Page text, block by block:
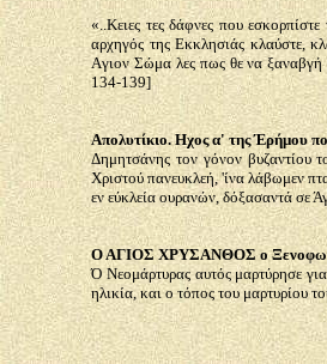
«..Κειες τες δάφνες που
αρχηγός της Εκκλησιάς κλαύστε,
Aγιον Σώμα λες πως θε να ξαναβγή
134-139]
Απολυτίκιο. Ηχος α' της Έρήμου
Δημητσάνης τον γόνον βυζαντίου
Χριστού πανευκλεή, 'ίνα λάβωμεν
εν εύκλεία ουρανών, δόξασαντά σε
Ο ΑΓΙΟΣ ΧΡΥΣΑΝΘΟΣ ο
Ό Νεομάρτυρας αυτός μαρτύρησε
ηλικία, και ο τόπος του μαρτυρίου